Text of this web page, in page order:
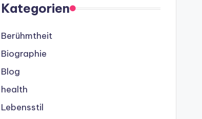
Kategorien
Berühmtheit
Biographie
Blog
health
Lebensstil